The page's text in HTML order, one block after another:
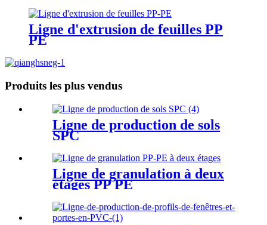
Ligne d'extrusion de feuilles PP
PE
Produits les plus vendus
Ligne de production de sols
SPC
Ligne de granulation à deux
étages PP PE